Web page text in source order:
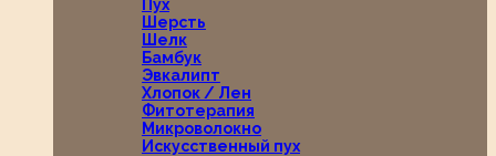
Пух
Шерсть
Шелк
Бамбук
Эвкалипт
Хлопок / Лен
Фитотерапия
Микроволокно
Искусственный пух